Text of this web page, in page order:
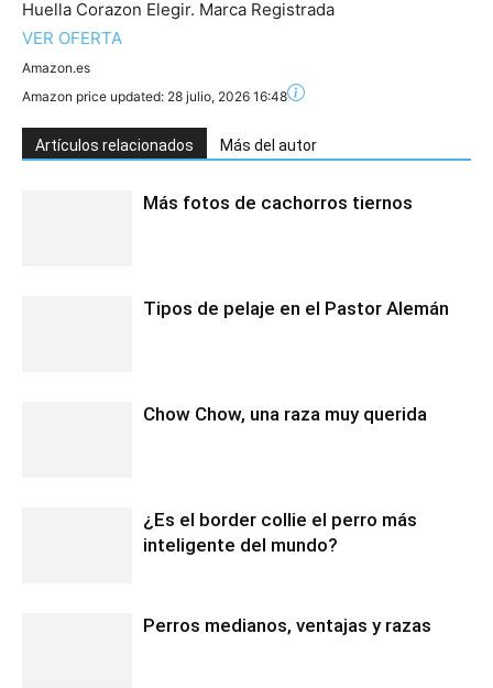
Huella Corazon Elegir. Marca Registrada
VER OFERTA
Amazon.es
Amazon price updated: 28 julio, 2026 16:48
Artículos relacionados Más del autor
Más fotos de cachorros tiernos
Tipos de pelaje en el Pastor Alemán
Chow Chow, una raza muy querida
¿Es el border collie el perro más
inteligente del mundo?
Perros medianos, ventajas y razas